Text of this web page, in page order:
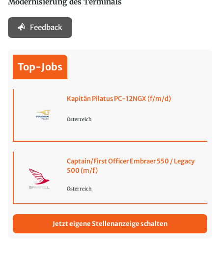
Modernisierung des Terminals
Feedback
Top-Jobs
Kapitän Pilatus PC-12NGX (f/m/d)
Österreich
Captain/First Officer Embraer 550 / Legacy
500 (m/f)
Österreich
Jetzt eigene Stellenanzeige schalten